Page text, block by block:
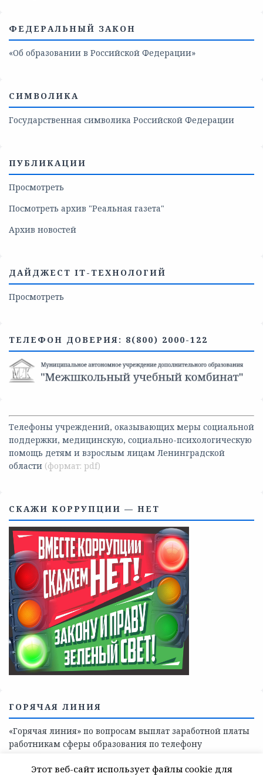
ФЕДЕРАЛЬНЫЙ ЗАКОН
«Об образовании в Российской Федерации»
СИМВОЛИКА
Государственная символика Российской Федерации
ПУБЛИКАЦИИ
Просмотреть
Посмотреть архив "Реальная газета"
Архив новостей
ДАЙДЖЕСТ IT-ТЕХНОЛОГИЙ
Просмотреть
ТЕЛЕФОН ДОВЕРИЯ: 8(800) 2000-122
Телефоны учреждений, оказывающих меры социальной
поддержки, медицинскую, социально-психологическую
помощь детям и взрослым лицам Ленинградской
области
СКАЖИ КОРРУПЦИИ — НЕТ
Этот веб-сайт использует файлы cookie для